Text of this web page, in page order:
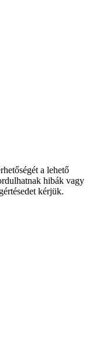
a lehető
hibák vagy
kérjük.